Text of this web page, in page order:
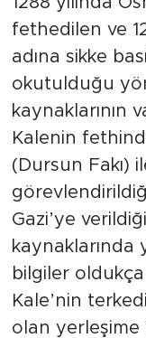
fethedilen ve
adına sikke
okutulduğu
kaynaklarının
Kalenin
(Dursun Fakı)
Gazi’ye
kaynaklarında
bilgiler oldukça
Kale’nin
olan yerleşime